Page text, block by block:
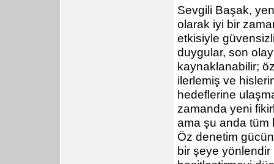
Sevgili Başak,
olarak iyi bir
etkisiyle
duygular, son
kaynaklanabilir;
ilerlemiş ve
hedeflerine
zamanda yeni
ama şu anda tüm
Öz denetim
bir şeye yönlendir